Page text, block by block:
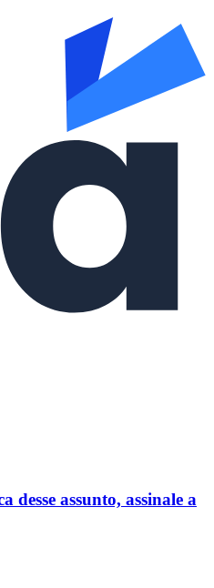
assunto, assinale a